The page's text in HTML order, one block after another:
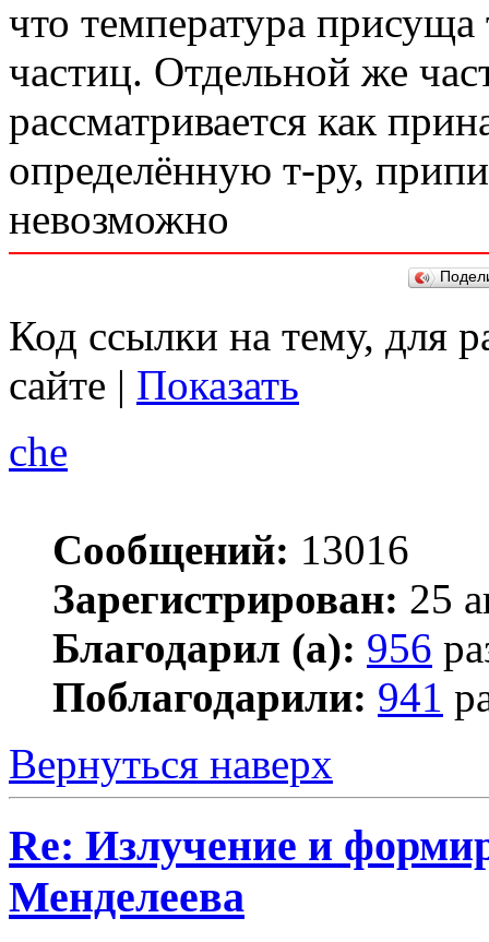
что температура присуща
частиц. Отдельной же
рассматривается как
определённую т-ру,
невозможно
Код ссылки на тему, для
сайте | Показать
che
Сообщений: 13016
Зарегистрирован: 25
Благодарил (а): 956
Поблагодарили: 941
Вернуться наверх
Re: Излучение и
Менделеева